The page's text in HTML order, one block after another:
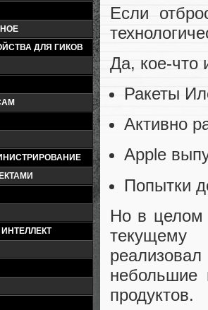
ДЛЯ ГИКОВ
Если
Да, кое-что
Ракеты
Активно
Apple
Попытки
Но в целом
текущему
небольшие
продуктов.